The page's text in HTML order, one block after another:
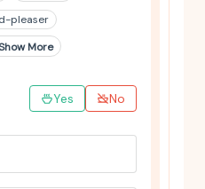
pleaser
More
Yes No